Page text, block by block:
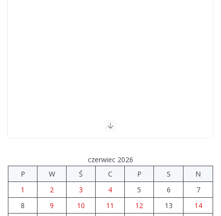
czerwiec 2026
P
W Ś C P S
N
1
2 3 4 5 6
7
8
9 10 11 12 13
14